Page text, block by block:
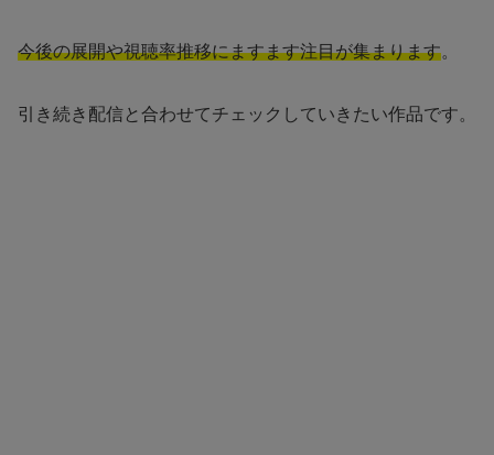
今後の展開や視聴率推移にますます注目が集まります。
引き続き配信と合わせてチェックしていきたい作品です。